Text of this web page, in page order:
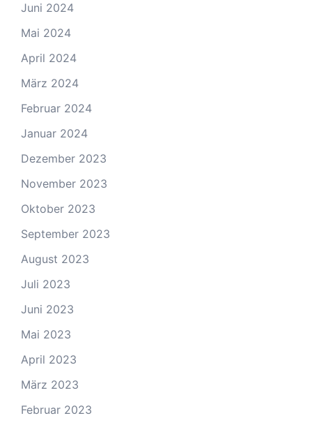
Juni 2024
Mai 2024
April 2024
März 2024
Februar 2024
Januar 2024
Dezember 2023
November 2023
Oktober 2023
September 2023
August 2023
Juli 2023
Juni 2023
Mai 2023
April 2023
März 2023
Februar 2023